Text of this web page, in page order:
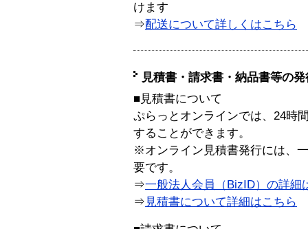
けます
⇒配送について詳しくはこちら
見積書・請求書・納品書等の
■見積書について
ぷらっとオンラインでは、24時
することができます。
※オンライン見積書発行には、
要です。
⇒一般法人会員（BizID）の詳細
⇒ 見積書について詳細はこちら